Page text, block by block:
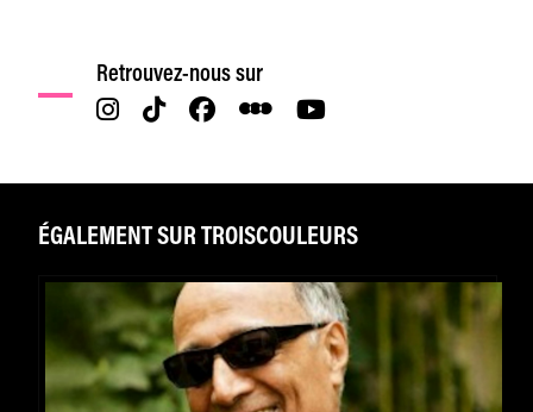
Retrouvez-nous sur
ÉGALEMENT SUR TROISCOULEURS